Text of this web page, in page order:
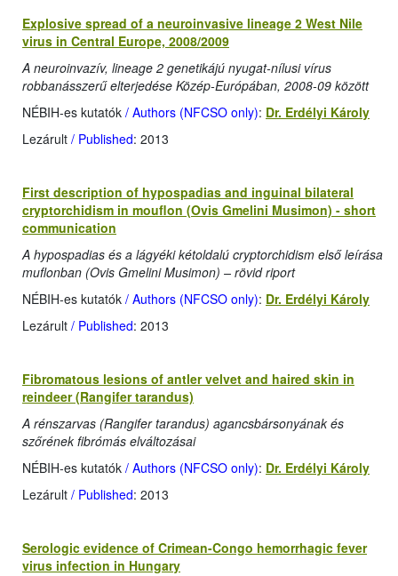
Explosive spread of a neuroinvasive lineage 2 West Nile
virus in Central Europe, 2008/2009
A neuroinvazív, lineage 2 genetikájú nyugat-nílusi vírus
robbanásszerű elterjedése Közép-Európában, 2008-09 között
NÉBIH-es kutatók / Authors (NFCSO only): Dr. Erdélyi Károly
Lezárult / Published: 2013
First description of hypospadias and inguinal bilateral
cryptorchidism in mouflon (Ovis Gmelini Musimon) - short
communication
A hypospadias és a lágyéki kétoldalú cryptorchidism első leírása
muflonban (Ovis Gmelini Musimon) – rövid riport
NÉBIH-es kutatók / Authors (NFCSO only): Dr. Erdélyi Károly
Lezárult / Published: 2013
Fibromatous lesions of antler velvet and haired skin in
reindeer (Rangifer tarandus)
A rénszarvas (Rangifer tarandus) agancsbársonyának és
szőrének fibrómás elváltozásai
NÉBIH-es kutatók / Authors (NFCSO only): Dr. Erdélyi Károly
Lezárult / Published: 2013
Serologic evidence of Crimean-Congo hemorrhagic fever
virus infection in Hungary